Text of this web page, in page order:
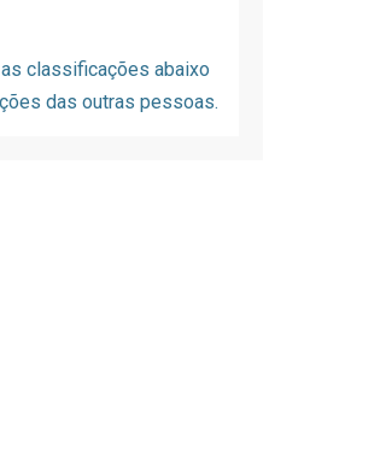
classificações abaixo
das outras pessoas.